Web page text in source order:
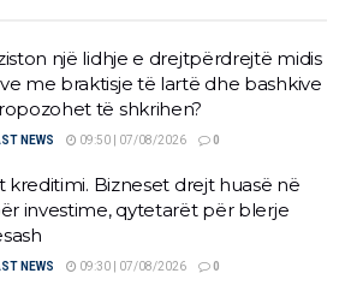
një lidhje e drejtpërdrejtë midis
me braktisje të lartë dhe bashkive
të shkrihen?
NEWS 09:50 | 07/08/2026 0
kreditimi. Bizneset drejt huasë në
investime, qytetarët për blerje
NEWS 09:30 | 07/08/2026 0